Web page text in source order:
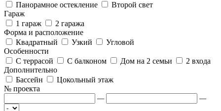
Панорамное остекление
Второй свет
Гараж
1 гараж
2 гаража
Форма и расположение
Квадратный
Узкий
Угловой
Особенности
С террасой
С балконом Дом на 2 семьи
2 входа
Дополнительно
Бассейн
Цокольный этаж
№ проекта
—
—